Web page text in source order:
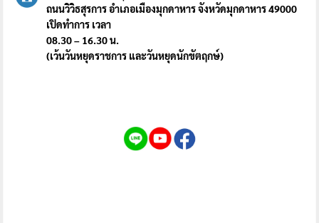
ถนนวิวิธสุรการ อำเภอเมืองมุกดาหาร จังหวัดมุกดาหาร 49000
เปิดทำการ เวลา
08.30 – 16.30 น.
(เว้นวันหยุดราชการ และวันหยุดนักขัตฤกษ์)